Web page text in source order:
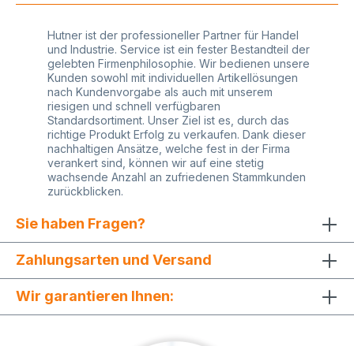
Hutner ist der professioneller Partner für Handel
und Industrie. Service ist ein fester Bestandteil der
gelebten Firmenphilosophie. Wir bedienen unsere
Kunden sowohl mit individuellen Artikellösungen
nach Kundenvorgabe als auch mit unserem
riesigen und schnell verfügbaren
Standardsortiment. Unser Ziel ist es, durch das
richtige Produkt Erfolg zu verkaufen. Dank dieser
nachhaltigen Ansätze, welche fest in der Firma
verankert sind, können wir auf eine stetig
wachsende Anzahl an zufriedenen Stammkunden
zurückblicken.
Sie haben Fragen?
Zahlungsarten und Versand
Wir garantieren Ihnen: